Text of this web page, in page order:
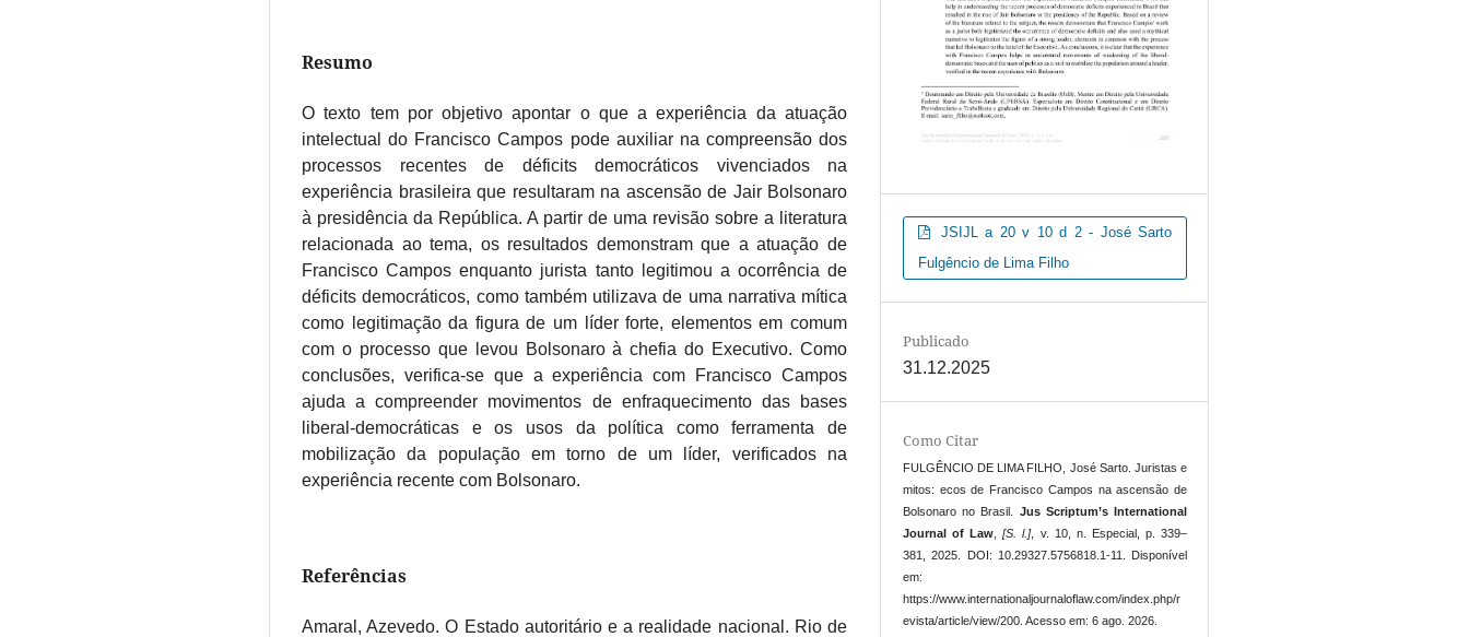
Resumo
O texto tem por objetivo apontar o que a experiência da atuação
intelectual do Francisco Campos pode auxiliar na compreensão dos
processos recentes de déficits democráticos vivenciados na
experiência brasileira que resultaram na ascensão de Jair Bolsonaro
à presidência da República. A partir de uma revisão sobre a literatura
relacionada ao tema, os resultados demonstram que a atuação de
Francisco Campos enquanto jurista tanto legitimou a ocorrência de
déficits democráticos, como também utilizava de uma narrativa mítica
como legitimação da figura de um líder forte, elementos em comum
com o processo que levou Bolsonaro à chefia do Executivo. Como
conclusões, verifica-se que a experiência com Francisco Campos
ajuda a compreender movimentos de enfraquecimento das bases
liberal-democráticas e os usos da política como ferramenta de
mobilização da população em torno de um líder, verificados na
experiência recente com Bolsonaro.
Referências
Amaral, Azevedo. O Estado autoritário e a realidade nacional. Rio de
JSIJL a 20 v 10 d 2 - José Sarto
Fulgêncio de Lima Filho
Publicado
31.12.2025
Como Citar
FULGÊNCIO DE LIMA FILHO, José Sarto. Juristas e
mitos: ecos de Francisco Campos na ascensão de
Bolsonaro no Brasil. Jus Scriptum’s International
Journal of Law ,[S. l.], v. 10, n. Especial, p. 339–
381, 2025. DOI: 10.29327.5756818.1-11. Disponível
em:
https://www.internationaljournaloflaw.com/index.php/r
evista/article/view/200. Acesso em: 6 ago. 2026.